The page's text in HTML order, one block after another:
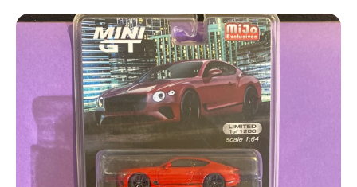
Ir directamente a la información del producto